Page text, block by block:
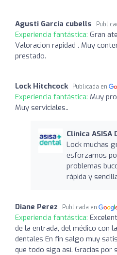
Agusti Garcia cubells
Experiencia fantástica: Gran
Valoracion rapidad . Muy
prestado.
Lock Hitchcock Publicada en
Experiencia fantástica: Muy
Muy serviciales..
Clínica ASISA
Lock muchas
esforzamos
problemas
rápida y
Diane Perez Publicada en
Experiencia fantástica:
de la entrada, del médico con
dentales En fin salgo muy
que todo siga así. Gracias por